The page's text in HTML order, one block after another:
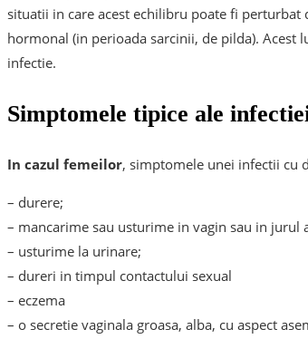
situatii in care acest echilibru poate fi
hormonal (in perioada sarcinii, de pilda). Acest
infectie.
Simptomele tipice ale
In cazul femeilor, simptomele unei infectii cu
– durere;
– mancarime sau usturime in vagin sau in jurul
– usturime la urinare;
– dureri in timpul contactului sexual
– eczema
– o secretie vaginala groasa, alba, cu aspect